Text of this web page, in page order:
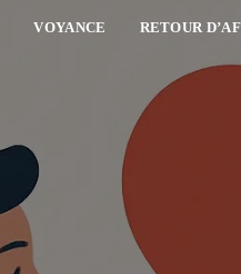
VOYANCE RETOUR